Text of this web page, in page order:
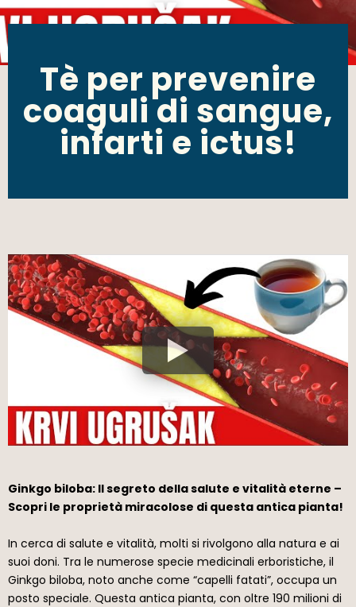
Tè per prevenire
coaguli di sangue,
infarti e ictus!
Ginkgo biloba: Il segreto della salute e vitalità eterne –
Scopri le proprietà miracolose di questa antica pianta!
In cerca di salute e vitalità, molti si rivolgono alla natura e ai
suoi doni. Tra le numerose specie medicinali erboristiche, il
Ginkgo biloba, noto anche come “capelli fatati”, occupa un
posto speciale. Questa antica pianta, con oltre 190 milioni di